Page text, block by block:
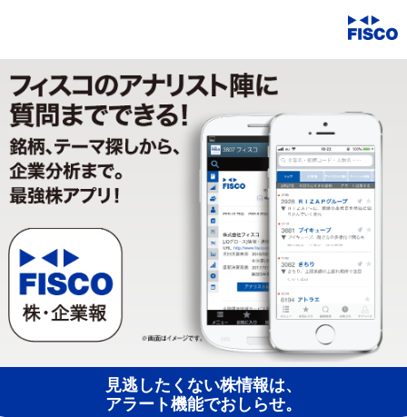
見逃したくない株情報は、
アラート機能でおしらせ。